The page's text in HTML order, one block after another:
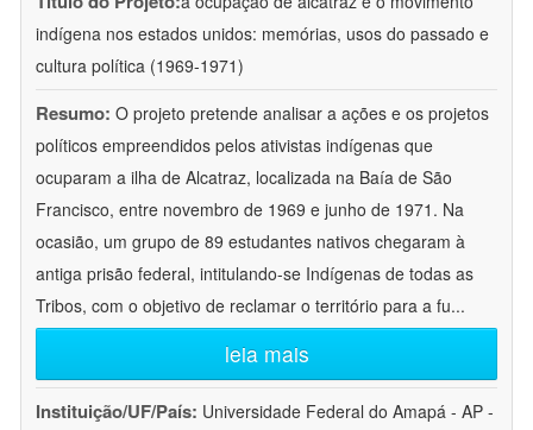
indígena nos estados unidos: memórias, usos do passado e
cultura política (1969-1971)
Resumo: O projeto pretende analisar a ações e os projetos
políticos empreendidos pelos ativistas indígenas que
ocuparam a ilha de Alcatraz, localizada na Baía de São
Francisco, entre novembro de 1969 e junho de 1971. Na
ocasião, um grupo de 89 estudantes nativos chegaram à
antiga prisão federal, intitulando-se Indígenas de todas as
Tribos, com o objetivo de reclamar o território para a fu...
leia mais
Instituição/UF/País: Universidade Federal do Amapá - AP -